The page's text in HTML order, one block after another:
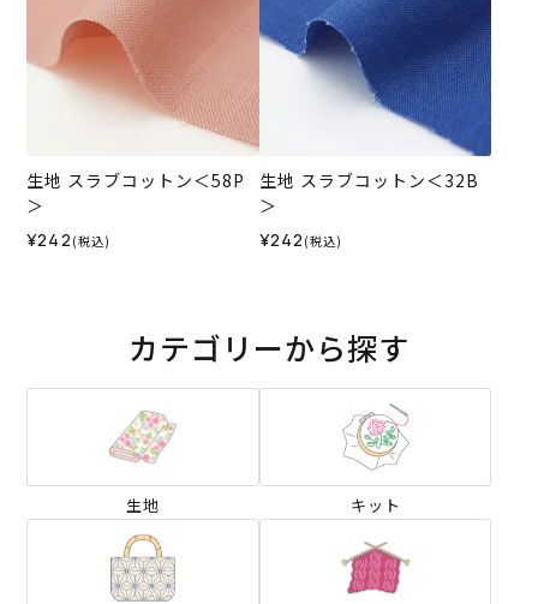
生地 スラブコットン＜58P
＞
¥242 (税込)
生地 スラブコットン＜32B
＞
¥242 (税込)
カテゴリーから探す
生地 キット